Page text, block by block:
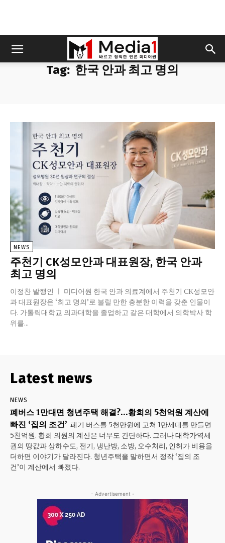
Tag: 한국 안과 최고 명의
NEWS
주천기 CK성모안과 대표원장, 한국 안과
최고 명의
이정찬 발행인 ㅣ 미디어원 한국 안과 의료계에서 주천기 CK성모안
과 대표원장은 ‘최고 명의’로 불릴 만한 충분한 이력을 갖춘 인물이
다. 가톨릭대학교 의과대학을 졸업하고 같은 대학에서 의학박사 학
위를...
Latest news
NEWS
폐버스 1만대면 청년주택 해결?…황희의 5천억원 계산에
빠진 ‘집의 조건’ 폐기 버스를 5천만원에 고쳐 1만세대를 만들면
5천억원. 황희 의원의 계산은 너무도 간단하다. 그러나 대학가·역세
권의 땅값과 상하수도, 전기, 냉난방, 소방, 오수처리, 인허가 비용을
더하면 이야기가 달라진다. 청년주택을 말하면서 정작 ‘집의 조
건’이 계산에서 빠졌다.
- Advertisement -